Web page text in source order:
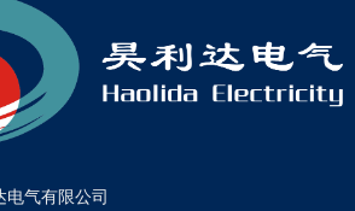
电气有限公司